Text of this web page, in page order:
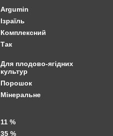
Argumin
Ізраїль
Комплексний
Так
Для плодово-ягідних
культур
Порошок
Мінеральне
11 %
35 %